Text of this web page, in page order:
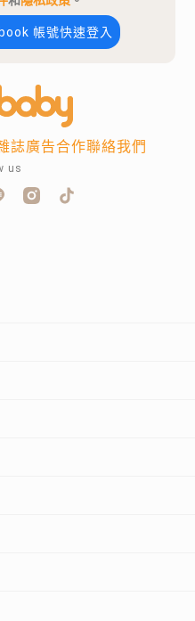
帳號快速登入
誌廣告合作聯絡我們
us